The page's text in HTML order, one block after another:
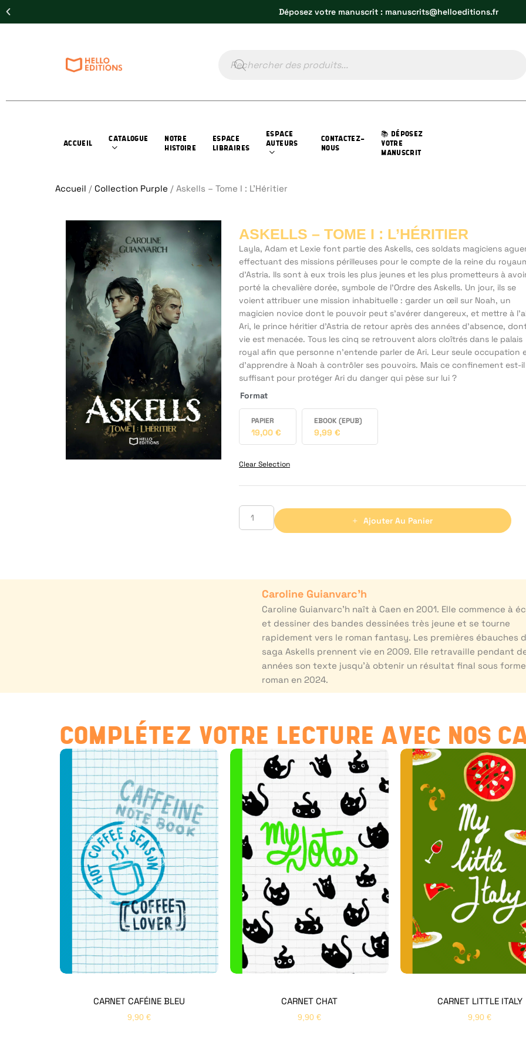
Déposez votre manuscrit : manuscrits@helloeditions.fr
ACCUEIL
CATALOGUE
NOTRE
HISTOIRE
ESPACE
LIBRAIRES
ESPACE
AUTEURS
CONTACTEZ-
NOUS
📚 DÉPOSEZ
VOTRE
MANUSCRIT
Accueil / Collection Purple / Askells – Tome I : L’Héritier
ASKELLS – TOME I : L’HÉRITIER
Layla, Adam et Lexie font partie des Askells, ces soldats magiciens
effectuant des missions périlleuses pour le compte de la reine du
d’Astria. Ils sont à eux trois les plus jeunes et les plus prometteurs à
porté la chevalière dorée, symbole de l’Ordre des Askells. Un jour, ils se
voient attribuer une mission inhabituelle : garder un œil sur Noah, un
magicien novice dont le pouvoir peut s'avérer dangereux, et mettre à
Ari, le prince héritier d'Astria de retour après des années d’absence,
vie est menacée. Tous les cinq se retrouvent alors cloîtrés dans le palais
royal afin que personne n’entende parler de Ari. Leur seule occupation
d’apprendre à Noah à contrôler ses pouvoirs. Mais ce confinement est-il
suffisant pour protéger Ari du danger qui pèse sur lui ?
Format
PAPIER
19,00 €
EBOOK (EPUB)
9,99 €
Clear Selection
Ajouter Au Panier
Caroline Guianvarc’h
Caroline Guianvarc’h naît à Caen en 2001. Elle commence à
et dessiner des bandes dessinées très jeune et se tourne
rapidement vers le roman fantasy. Les premières ébauches
saga Askells prennent vie en 2009. Elle retravaille pendant
années son texte jusqu’à obtenir un résultat final sous
roman en 2024.
COMPLÉTEZ VOTRE LECTURE AVEC NOS
CARNET CAFÉINE BLEU
9,90 €
CARNET CHAT
9,90 €
CARNET LITTLE ITALY
9,90 €